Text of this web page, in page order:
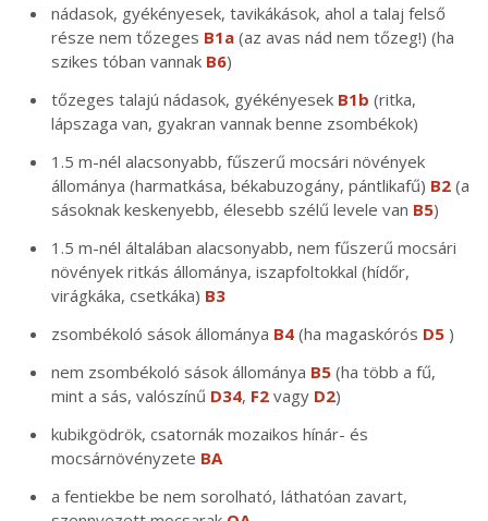
nádasok, gyékényesek, tavikákások, ahol a talaj felső
része nem tőzeges B1a(az avas nád nem tőzeg!) (ha
szikes tóban vannak B6)
tőzeges talajú nádasok, gyékényesek B1b (ritka,
lápszaga van, gyakran vannak benne zsombékok)
1.5 m-nél alacsonyabb, fűszerű mocsári növények
állománya (harmatkása, békabuzogány, pántlikafű) B2(a
sásoknak keskenyebb, élesebb szélű levele van B5)
1.5 m-nél általában alacsonyabb, nem fűszerű mocsári
növények ritkás állománya, iszapfoltokkal (hídőr,
virágkáka, csetkáka) B3
zsombékoló sások állománya B4(ha magaskórós D5)
nem zsombékoló sások állománya B5(ha több a fű,
mint a sás, valószínű D34, F2vagy D2)
kubikgödrök, csatornák mozaikos hínár- és
mocsárnövényzete BA
a fentiekbe be nem sorolható, láthatóan zavart,